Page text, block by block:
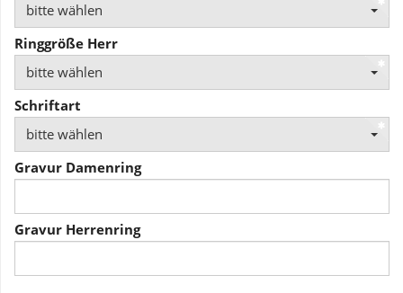
bitte wählen
Ringgröße Herr
bitte wählen
Schriftart
bitte wählen
Gravur Damenring
Gravur Herrenring